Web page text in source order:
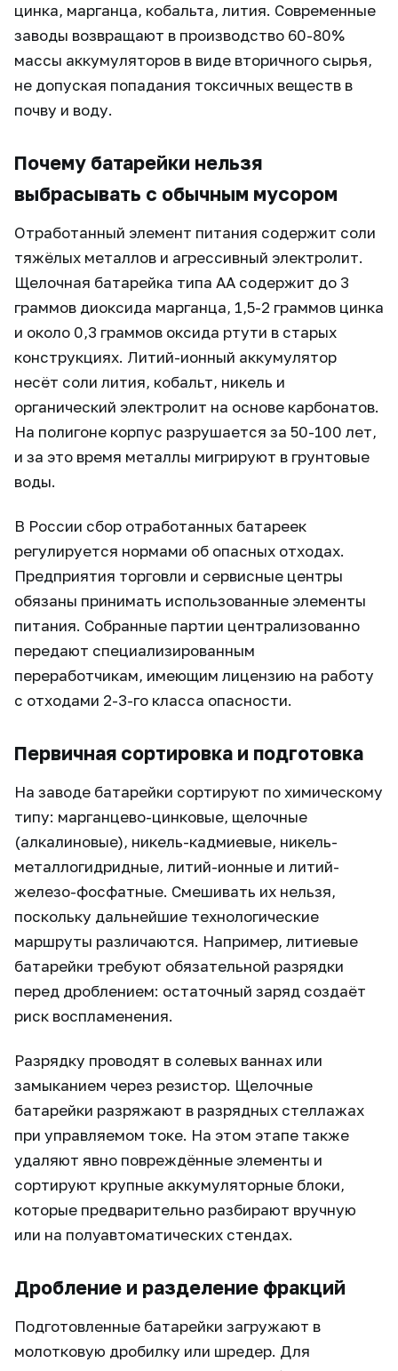
цинка, марганца, кобальта, лития. Современные
заводы возвращают в производство 60-80%
массы аккумуляторов в виде вторичного сырья,
не допуская попадания токсичных веществ в
почву и воду.
Почему батарейки нельзя
выбрасывать с обычным мусором
Отработанный элемент питания содержит соли
тяжёлых металлов и агрессивный электролит.
Щелочная батарейка типа АА содержит до 3
граммов диоксида марганца, 1,5-2 граммов цинка
и около 0,3 граммов оксида ртути в старых
конструкциях. Литий-ионный аккумулятор
несёт соли лития, кобальт, никель и
органический электролит на основе карбонатов.
На полигоне корпус разрушается за 50-100 лет,
и за это время металлы мигрируют в грунтовые
воды.
В России сбор отработанных батареек
регулируется нормами об опасных отходах.
Предприятия торговли и сервисные центры
обязаны принимать использованные элементы
питания. Собранные партии централизованно
передают специализированным
переработчикам, имеющим лицензию на работу
с отходами 2-3-го класса опасности.
Первичная сортировка и подготовка
На заводе батарейки сортируют по химическому
типу: марганцево-цинковые, щелочные
(алкалиновые), никель-кадмиевые, никель-
металлогидридные, литий-ионные и литий-
железо-фосфатные. Смешивать их нельзя,
поскольку дальнейшие технологические
маршруты различаются. Например, литиевые
батарейки требуют обязательной разрядки
перед дроблением: остаточный заряд создаёт
риск воспламенения.
Разрядку проводят в солевых ваннах или
замыканием через резистор. Щелочные
батарейки разряжают в разрядных стеллажах
при управляемом токе. На этом этапе также
удаляют явно повреждённые элементы и
сортируют крупные аккумуляторные блоки,
которые предварительно разбирают вручную
или на полуавтоматических стендах.
Дробление и разделение фракций
Подготовленные батарейки загружают в
молотковую дробилку или шредер. Для